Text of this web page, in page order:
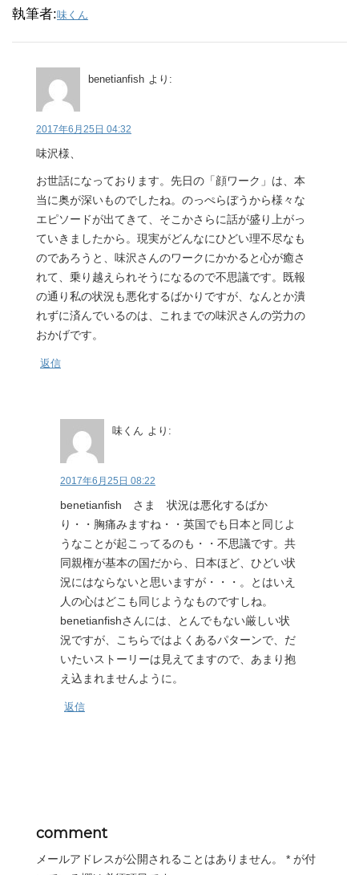
執筆者:味くん
benetianfish より:
2017年6月25日 04:32
味沢様、
お世話になっております。先日の「顔ワーク」は、本
当に奥が深いものでしたね。のっぺらぼうから様々な
エピソードが出てきて、そこかさらに話が盛り上がっ
ていきましたから。現実がどんなにひどい理不尽なも
のであろうと、味沢さんのワークにかかると心が癒さ
れて、乗り越えられそうになるので不思議です。既報
の通り私の状況も悪化するばかりですが、なんとか潰
れずに済んでいるのは、これまでの味沢さんの労力の
おかげです。
返信
味くん より:
2017年6月25日 08:22
benetianfish さま 状況は悪化するばか
り・・胸痛みますね・・英国でも日本と同じよ
うなことが起こってるのも・・不思議です。共
同親権が基本の国だから、日本ほど、ひどい状
況にはならないと思いますが・・・。とはいえ
人の心はどこも同じようなものですしね。
benetianfishさんには、とんでもない厳しい状
況ですが、こちらではよくあるパターンで、だ
いたいストーリーは見えてますので、あまり抱
え込まれませんように。
返信
comment
メールアドレスが公開されることはありません。 * が付